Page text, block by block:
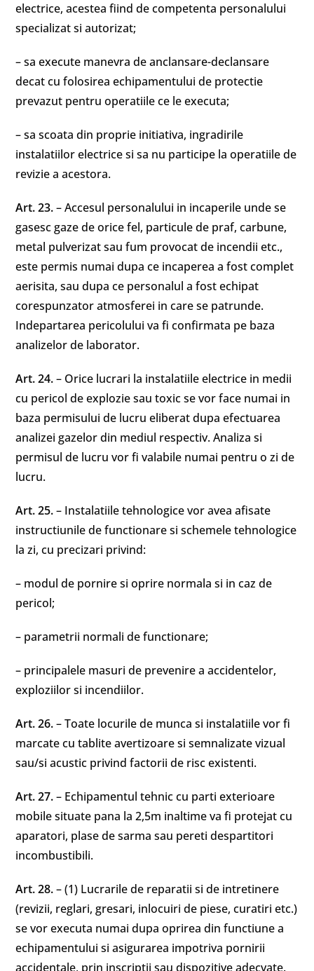
electrice, acestea fiind de competenta personalului
specializat si autorizat;
– sa execute manevra de anclansare-declansare
decat cu folosirea echipamentului de protectie
prevazut pentru operatiile ce le executa;
– sa scoata din proprie initiativa, ingradirile
instalatiilor electrice si sa nu participe la operatiile de
revizie a acestora.
Art. 23.– Accesul personalului in incaperile unde se
gasesc gaze de orice fel, particule de praf, carbune,
metal pulverizat sau fum provocat de incendii etc.,
este permis numai dupa ce incaperea a fost complet
aerisita, sau dupa ce personalul a fost echipat
corespunzator atmosferei in care se patrunde.
Indepartarea pericolului va fi confirmata pe baza
analizelor de laborator.
Art. 24.– Orice lucrari la instalatiile electrice in medii
cu pericol de explozie sau toxic se vor face numai in
baza permisului de lucru eliberat dupa efectuarea
analizei gazelor din mediul respectiv. Analiza si
permisul de lucru vor fi valabile numai pentru o zi de
lucru.
Art. 25.– Instalatiile tehnologice vor avea afisate
instructiunile de functionare si schemele tehnologice
la zi, cu precizari privind:
– modul de pornire si oprire normala si in caz de
pericol;
– parametrii normali de functionare;
– principalele masuri de prevenire a accidentelor,
exploziilor si incendiilor.
Art. 26.– Toate locurile de munca si instalatiile vor fi
marcate cu tablite avertizoare si semnalizate vizual
sau/si acustic privind factorii de risc existenti.
Art. 27.– Echipamentul tehnic cu parti exterioare
mobile situate pana la 2,5m inaltime va fi protejat cu
aparatori, plase de sarma sau pereti despartitori
incombustibili.
Art. 28.– (1) Lucrarile de reparatii si de intretinere
(revizii, reglari, gresari, inlocuiri de piese, curatiri etc.)
se vor executa numai dupa oprirea din functiune a
echipamentului si asigurarea impotriva pornirii
accidentale, prin inscriptii sau dispozitive adecvate.